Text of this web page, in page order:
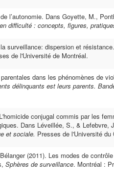
l’autonomie. Dans Goyette, M.,
difficulté : concepts, figures,
surveillance: dispersion et
de l'Université de Montréal.
dans les phénomènes de
délinquants est leurs parents.
conjugal commis par les
Dans Léveillée, S., & Lefebvre,
et sociale. Presses de l'Université du
(2011). Les modes de
Sphères de surveillance. Montréal :